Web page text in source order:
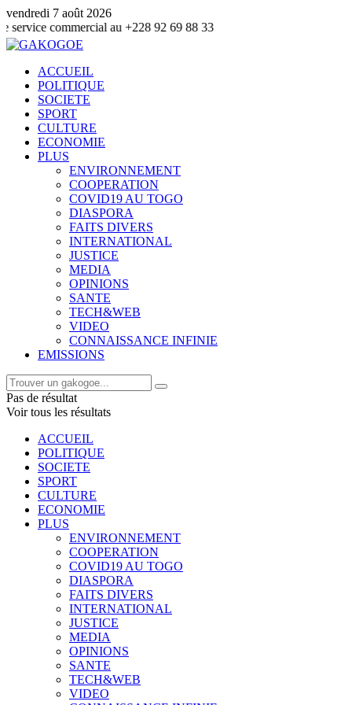
vendredi 7 août 2026
au +228 92 69 88 33
ACCUEIL
POLITIQUE
SOCIETE
SPORT
CULTURE
ECONOMIE
PLUS
ENVIRONNEMENT
COOPERATION
COVID19 AU TOGO
DIASPORA
FAITS DIVERS
INTERNATIONAL
JUSTICE
MEDIA
OPINIONS
SANTE
TECH&WEB
VIDEO
CONNAISSANCE INFINIE
EMISSIONS
Pas de résultat
Voir tous les résultats
ACCUEIL
POLITIQUE
SOCIETE
SPORT
CULTURE
ECONOMIE
PLUS
ENVIRONNEMENT
COOPERATION
COVID19 AU TOGO
DIASPORA
FAITS DIVERS
INTERNATIONAL
JUSTICE
MEDIA
OPINIONS
SANTE
TECH&WEB
VIDEO